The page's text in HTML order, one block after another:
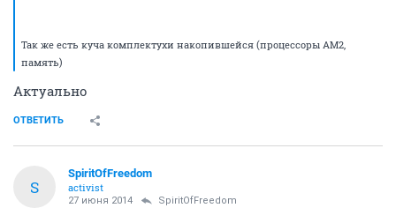
Так же есть куча комплектухи накопившейся (процессоры АМ2,
память)
Актуально
ОТВЕТИТЬ
S
SpiritOfFreedom
activist
27 июня 2014 SpiritOfFreedom